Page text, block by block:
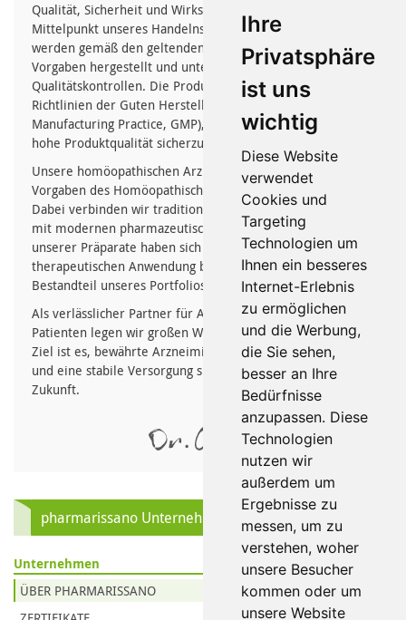
Ihre
Privatsphäre
ist uns
wichtig
Diese Website
verwendet
Cookies und
Targeting
Technologien um
Ihnen ein besseres
Internet-Erlebnis
zu ermöglichen
und die Werbung,
die Sie sehen,
besser an Ihre
Bedürfnisse
anzupassen. Diese
Technologien
nutzen wir
außerdem um
Ergebnisse zu
messen, um zu
verstehen, woher
unsere Besucher
kommen oder um
unsere Website
Qualität, Sicherheit und Wirksamkeit stehen im
Mittelpunkt unseres Handelns. Unsere Arzneimittel
werden gemäß den geltenden arzneimittelrechtlichen
Vorgaben hergestellt und unterliegen regelmäßigen
Qualitätskontrollen. Die Produktion erfolgt nach den
Richtlinien der Guten Herstellungspraxis (Good
Manufacturing Practice, GMP), um eine gleichbleibend
hohe Produktqualität sicherzustellen.
Unsere homöopathischen Arzneimittel werden nach den
Vorgaben des Homöopathischen Arzneibuchs gefertigt.
Dabei verbinden wir traditionelle Herstellungsverfahren
mit modernen pharmazeutischen Qualitätsstandards. Viele
unserer Präparate haben sich seit Jahrzehnten in der
therapeutischen Anwendung bewährt und sind fester
Bestandteil unseres Portfolios.
Als verlässlicher Partner für Apotheken, Ärzte und
Patienten legen wir großen Wert auf Kontinuität. Unser
Ziel ist es, bewährte Arzneimittel langfristig anzubieten
und eine stabile Versorgung sicherzustellen – heute und in
Zukunft.
pharmarissano Unternehmen
Unternehmen
ÜBER PHARMARISSANO